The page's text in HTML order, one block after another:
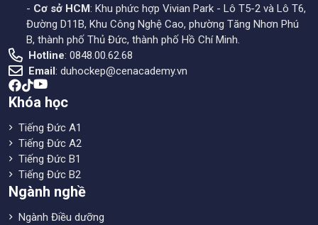
- Cơ sở HCM: Khu phức hợp Vivian Park - Lô T5-2 và Lô T6,
Đường D11B, Khu Công Nghệ Cao, phường Tăng Nhơn Phú
B, thành phố Thủ Đức, thành phố Hồ Chí Minh.
Hotline: 0848.00.62.68
Email: duhockep@cenacademy.vn
Khóa học
Tiếng Đức A1
Tiếng Đức A2
Tiếng Đức B1
Tiếng Đức B2
Ngành nghề
Ngành Điều dưỡng